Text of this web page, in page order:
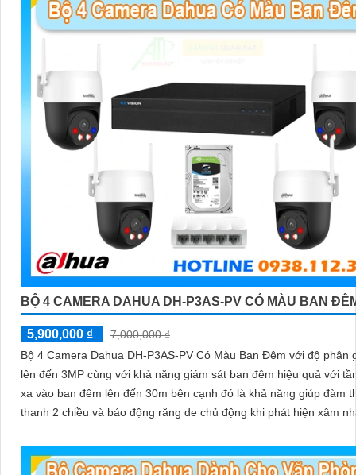
BỘ 4 CAMERA DAHUA DH-P3AS-PV CÓ MÀU BAN
5,900,000 ₫
7,000,000 ₫
Bộ 4 Camera Dahua DH-P3AS-PV Có Màu Ban Đêm với độ phân
lên đến 3MP cùng với khả năng giám sát ban đêm hiệu quả với
xa vào ban đêm lên đến 30m bên cạnh đó là khả năng giúp đàm
thanh 2 chiều và báo động răng de chủ động khi phát hiện xâm